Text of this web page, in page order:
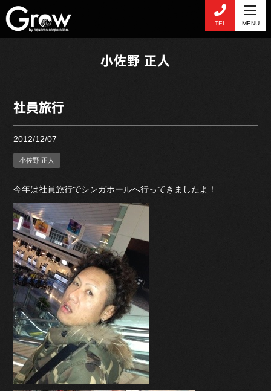
TEL MENU
小佐野 正人
社員旅行
2012/12/07
小佐野 正人
今年は社員旅行でシンガポールへ行ってきましたよ！